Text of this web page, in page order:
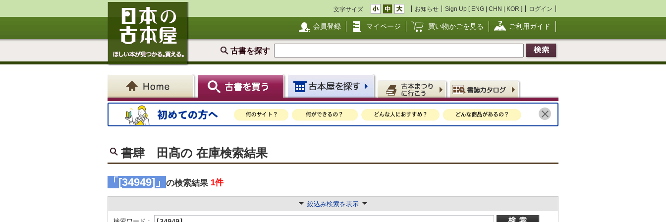
文字サイズ お知らせ Sign Up [ ENG | CHN | KOR ] ログイン
会員登録 マイページ 買い物かごを見る ご利用ガイド
古書を探す
書肆 田髙の 在庫検索結果
「[34949]」 の検索結果 1件
絞込み検索を表示